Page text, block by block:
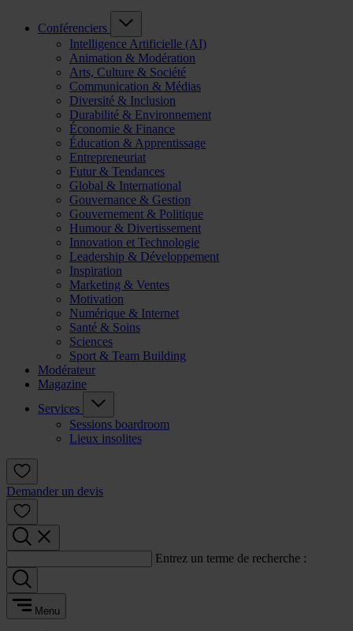
Conférenciers
Intelligence Artificielle (AI)
Animation & Modération
Arts, Culture & Société
Communication & Médias
Diversité & Inclusion
Durabilité & Environnement
Économie & Finance
Éducation & Apprentissage
Entrepreneuriat
Futur & Tendances
Global & International
Gouvernance & Gestion
Gouvernement & Politique
Humour & Divertissement
Innovation et Technologie
Leadership & Développement
Inspiration
Marketing & Ventes
Motivation
Numérique & Internet
Santé & Soins
Sciences
Sport & Team Building
Modérateur
Magazine
Services
Sessions boardroom
Lieux insolites
Demander un devis
Entrez un terme de recherche :
Menu